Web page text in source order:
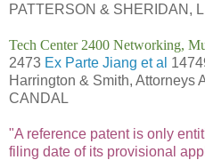
PATTERSON & SHERIDAN,
Tech Center 2400 Networking,
2473 Ex Parte Jiang et al
Harrington & Smith, Attorneys
CANDAL
"A reference patent is only
filing date of its provisional